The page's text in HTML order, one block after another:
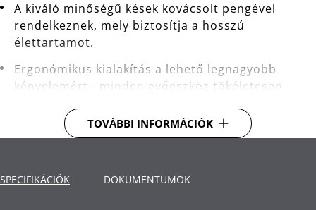
A kiváló minőségű kések kovácsolt pengével
rendelkeznek, mely biztosítja a hosszú
élettartamot.
Ergonómikus kialakítás a lehető legnagyobb
kényelemért - minden evőeszköz tökéletesen
Cromargan protect®kiváló minőségű
Rendkívül karc- és kopásálló.
TOVÁBBI INFORMÁCIÓK
SPECIFIKÁCIÓK DOKUMENTUMOK